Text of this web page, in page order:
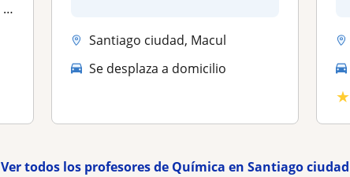
Santiago ciudad, Macul
Se desplaza a domicilio
★
Ver todos los profesores de Química en Santiago ciudad